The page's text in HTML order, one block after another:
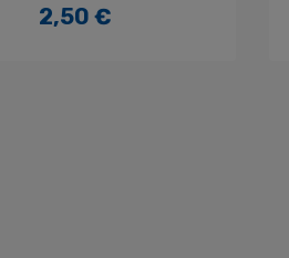
Prix
2,50 €